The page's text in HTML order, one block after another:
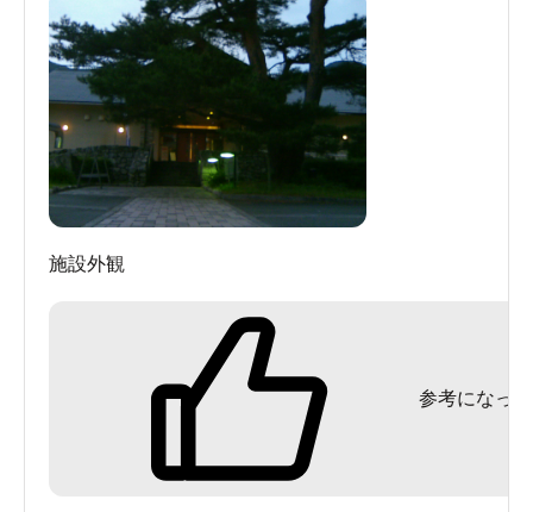
り,露天風呂有り。
施設外観
参考になった